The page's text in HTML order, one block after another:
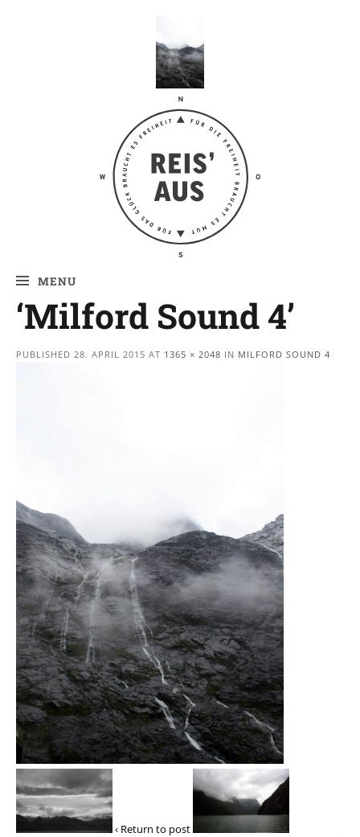
Reis' aus –
Reiseblog
MENU
‘Milford Sound 4’
PUBLISHED 28. APRIL 2015 AT 1365 × 2048 IN MILFORD SOUND 4
‹ Return to post